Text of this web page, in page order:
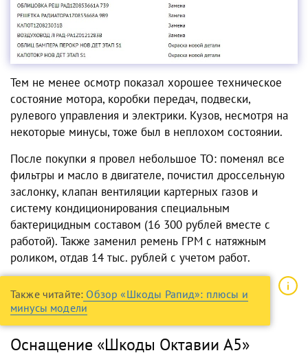
Тем не менее осмотр показал хорошее техническое
состояние мотора, коробки передач, подвески,
рулевого управления и электрики. Кузов, несмотря на
некоторые минусы, тоже был в неплохом состоянии.
После покупки я провел небольшое ТО: поменял все
фильтры и масло в двигателе, почистил дроссельную
заслонку, клапан вентиляции картерных газов и
систему кондиционирования специальным
бактерицидным составом (16 300 рублей вместе с
работой). Также заменил ремень ГРМ с натяжным
роликом, отдав 14 тыс. рублей с учетом работ.
Также читайте: Обзор «Шкоды Рапид»: плюсы и
минусы модели
Оснащение «Шкоды Октавии А5»